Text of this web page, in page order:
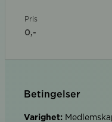
Pris
0,-
Betingelser
Varighet: